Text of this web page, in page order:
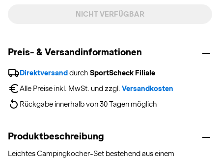
NICHT VERFÜGBAR
Preis- & Versandinformationen
Direktversand durch SportScheck Filiale
Alle Preise inkl. MwSt. und zzgl. Versandkosten
Rückgabe innerhalb von 30 Tagen möglich
Produktbeschreibung
Leichtes Campingkocher-Set bestehend aus einem